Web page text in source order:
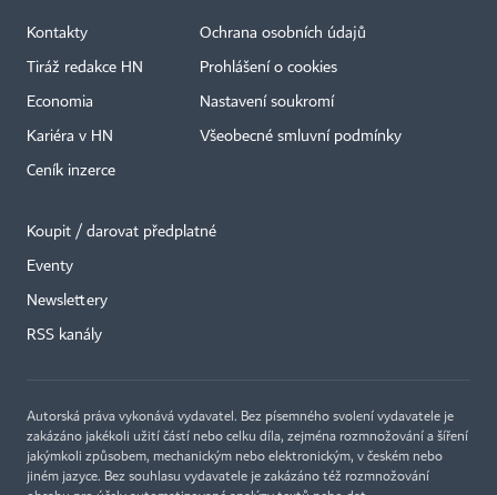
Kontakty
Tiráž redakce HN
Economia
Kariéra v HN
Ceník inzerce
Ochrana osobních údajů
Prohlášení o cookies
Nastavení soukromí
Všeobecné smluvní podmínky
Koupit / darovat předplatné
Eventy
Newslettery
RSS kanály
Autorská práva vykonává vydavatel. Bez písemného svolení vydavatele je
zakázáno jakékoli užití částí nebo celku díla, zejména rozmnožování a šíření
jakýmkoli způsobem, mechanickým nebo elektronickým, v českém nebo
jiném jazyce. Bez souhlasu vydavatele je zakázáno též rozmnožování